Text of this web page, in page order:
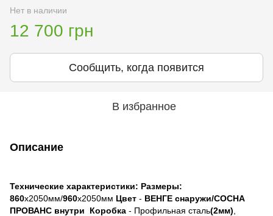
Нет в наличии
12 700 грн
Сообщить, когда появится
В избранное
Описание
Технические характеристики: Размеры:
860х2050мм/960х2050мм Цвет - ВЕНГЕ снаружи/СОСНА
ПРОВАНС внутри
Коробка - Профильная сталь(2мм)